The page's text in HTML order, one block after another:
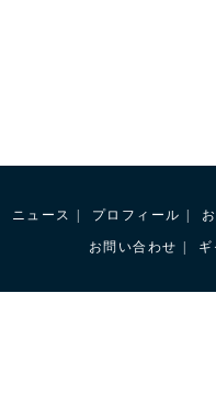
ニュース プロフィール
お問い合わせ ギ